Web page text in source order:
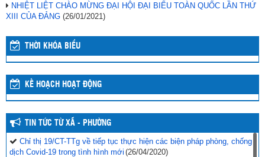
NHIỆT LIỆT CHÀO MỪNG ĐẠI HỘI ĐẠI BIỂU TOÀN QUỐC LẦN THỨ
XIII CỦA ĐẢNG (26/01/2021)
THỜI KHÓA BIỂU
KẾ HOẠCH HOẠT ĐỘNG
TIN TỨC TỪ XÃ - PHƯỜNG
Chỉ thị 19/CT-TTg về tiếp tục thực hiện các biện pháp phòng, chống
dịch Covid-19 trong tình hình mới (26/04/2020)